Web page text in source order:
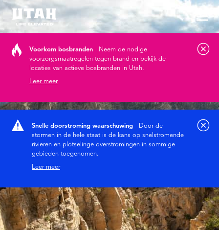
Voorkom bosbranden
Neem de nodige
voorzorgsmaatregelen tegen brand en bekijk de
locaties van actieve bosbranden in Utah.
Leer meer
Snelle doorstroming waarschuwing
Door de
stormen in de hele staat is de kans op snelstromende
rivieren en plotselinge overstromingen in sommige
gebieden toegenomen.
Leer meer